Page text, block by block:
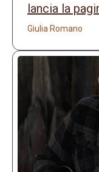
lancia la
Giulia Romano